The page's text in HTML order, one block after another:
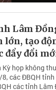
Lâm
lớn, tạo
đẩy đổi
họp không
8, các ĐBQH
các tỉnh Lâm